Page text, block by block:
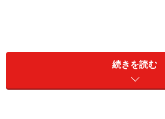
続きを読む